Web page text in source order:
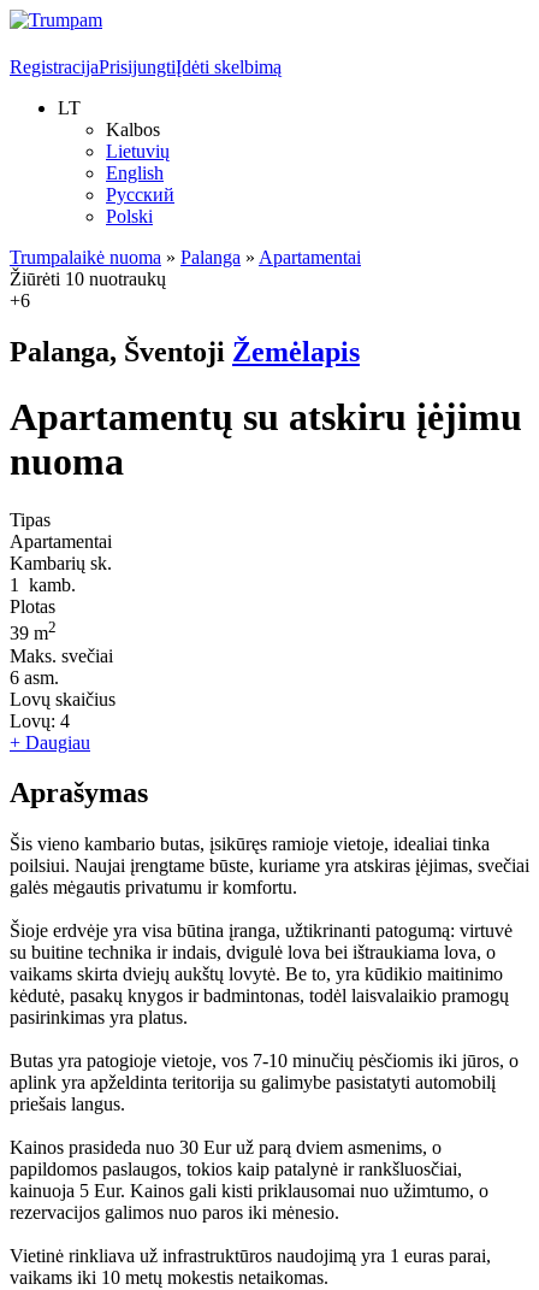
RegistracijaPrisijungtiĮdėti skelbimą
LT
Kalbos
Lietuvių
English
Русский
Polski
Trumpalaikė nuoma » Palanga » Apartamentai
Žiūrėti 10 nuotraukų
+6
Palanga, Šventoji Žemėlapis
Apartamentų su atskiru įėjimu
nuoma
Tipas
Apartamentai
Kambarių sk.
1
kamb.
Plotas
39 m2
Maks. svečiai
6 asm.
Lovų skaičius
Lovų: 4
+ Daugiau
Aprašymas
Šis vieno kambario butas, įsikūręs ramioje vietoje, idealiai tinka
poilsiui. Naujai įrengtame būste, kuriame yra atskiras įėjimas, svečiai
galės mėgautis privatumu ir komfortu.
Šioje erdvėje yra visa būtina įranga, užtikrinanti patogumą: virtuvė
su buitine technika ir indais, dvigulė lova bei ištraukiama lova, o
vaikams skirta dviejų aukštų lovytė. Be to, yra kūdikio maitinimo
kėdutė, pasakų knygos ir badmintonas, todėl laisvalaikio pramogų
pasirinkimas yra platus.
Butas yra patogioje vietoje, vos 7-10 minučių pėsčiomis iki jūros, o
aplink yra apželdinta teritorija su galimybe pasistatyti automobilį
priešais langus.
Kainos prasideda nuo 30 Eur už parą dviem asmenims, o
papildomos paslaugos, tokios kaip patalynė ir rankšluosčiai,
kainuoja 5 Eur. Kainos gali kisti priklausomai nuo užimtumo, o
rezervacijos galimos nuo paros iki mėnesio.
Vietinė rinkliava už infrastruktūros naudojimą yra 1 euras parai,
vaikams iki 10 metų mokestis netaikomas.